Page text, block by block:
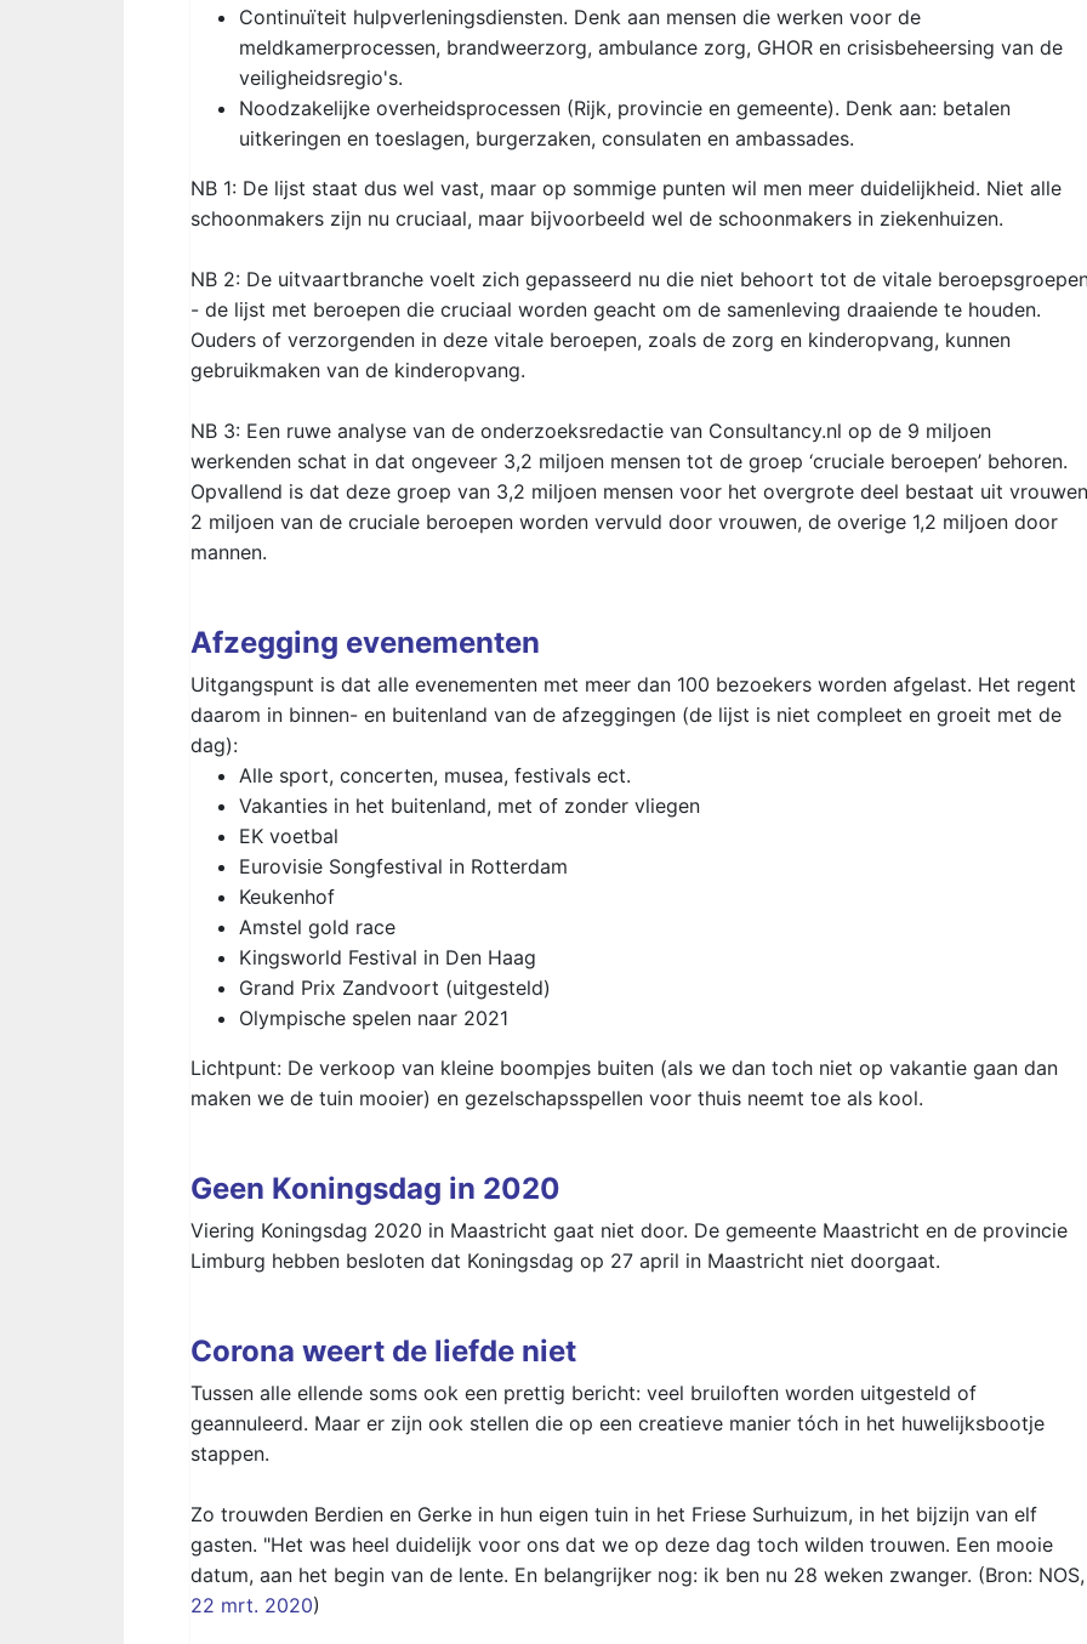
Continuïteit hulpverleningsdiensten. Denk aan mensen die werken voor de
meldkamerprocessen, brandweerzorg, ambulance zorg, GHOR en crisisbeheersing van de
veiligheidsregio's.
Noodzakelijke overheidsprocessen (Rijk, provincie en gemeente). Denk aan: betalen
uitkeringen en toeslagen, burgerzaken, consulaten en ambassades.
NB 1: De lijst staat dus wel vast, maar op sommige punten wil men meer duidelijkheid. Niet alle
schoonmakers zijn nu cruciaal, maar bijvoorbeeld wel de schoonmakers in ziekenhuizen.
NB 2: De uitvaartbranche voelt zich gepasseerd nu die niet behoort tot de vitale
- de lijst met beroepen die cruciaal worden geacht om de samenleving draaiende te houden.
Ouders of verzorgenden in deze vitale beroepen, zoals de zorg en kinderopvang, kunnen
gebruikmaken van de kinderopvang.
NB 3: Een ruwe analyse van de onderzoeksredactie van Consultancy.nl op de 9 miljoen
werkenden schat in dat ongeveer 3,2 miljoen mensen tot de groep ‘cruciale beroepen’ behoren.
Opvallend is dat deze groep van 3,2 miljoen mensen voor het overgrote deel bestaat uit
2 miljoen van de cruciale beroepen worden vervuld door vrouwen, de overige 1,2 miljoen door
mannen.
Afzegging evenementen
Uitgangspunt is dat alle evenementen met meer dan 100 bezoekers worden afgelast. Het regent
daarom in binnen- en buitenland van de afzeggingen (de lijst is niet compleet en groeit met de
dag):
Alle sport, concerten, musea, festivals ect.
Vakanties in het buitenland, met of zonder vliegen
EK voetbal
Eurovisie Songfestival in Rotterdam
Keukenhof
Amstel gold race
Kingsworld Festival in Den Haag
Grand Prix Zandvoort (uitgesteld)
Olympische spelen naar 2021
Lichtpunt: De verkoop van kleine boompjes buiten (als we dan toch niet op vakantie gaan dan
maken we de tuin mooier) en gezelschapsspellen voor thuis neemt toe als kool.
Geen Koningsdag in 2020
Viering Koningsdag 2020 in Maastricht gaat niet door. De gemeente Maastricht en de provincie
Limburg hebben besloten dat Koningsdag op 27 april in Maastricht niet doorgaat.
Corona weert de liefde niet
Tussen alle ellende soms ook een prettig bericht: veel bruiloften worden uitgesteld of
geannuleerd. Maar er zijn ook stellen die op een creatieve manier tóch in het huwelijksbootje
stappen.
Zo trouwden Berdien en Gerke in hun eigen tuin in het Friese Surhuizum, in het bijzijn van elf
gasten. "Het was heel duidelijk voor ons dat we op deze dag toch wilden trouwen. Een mooie
datum, aan het begin van de lente. En belangrijker nog: ik ben nu 28 weken zwanger. (Bron: NOS,
22 mrt. 2020)